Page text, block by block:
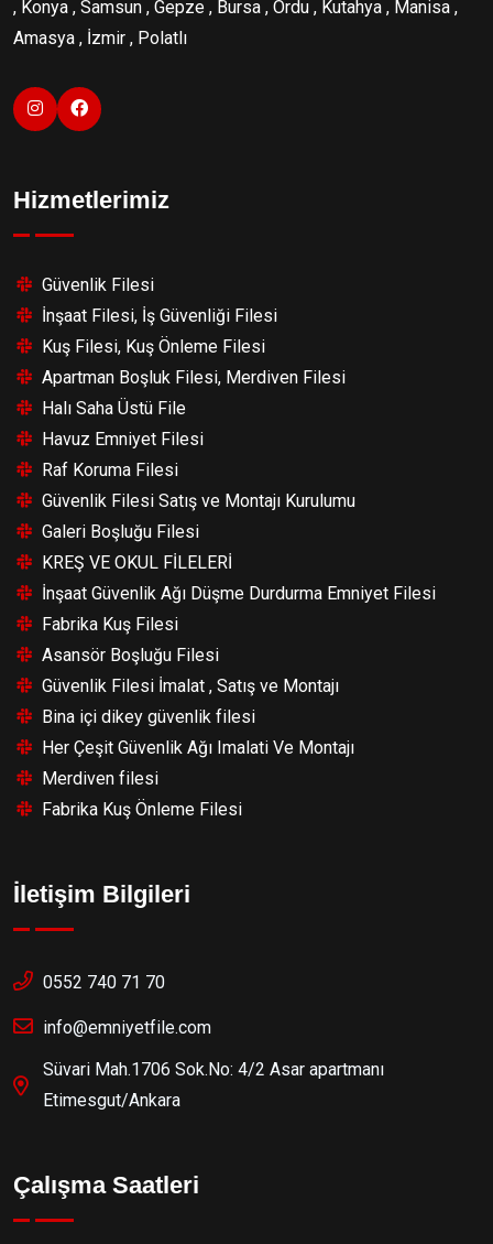
, Konya , Samsun , Gepze , Bursa , Ordu , Kutahya , Manisa ,
Amasya , İzmir , Polatlı
Hizmetlerimiz
Güvenlik Filesi
İnşaat Filesi, İş Güvenliği Filesi
Kuş Filesi, Kuş Önleme Filesi
Apartman Boşluk Filesi, Merdiven Filesi
Halı Saha Üstü File
Havuz Emniyet Filesi
Raf Koruma Filesi
Güvenlik Filesi Satış ve Montajı Kurulumu
Galeri Boşluğu Filesi
KREŞ VE OKUL FİLELERİ
İnşaat Güvenlik Ağı Düşme Durdurma Emniyet Filesi
Fabrika Kuş Filesi
Asansör Boşluğu Filesi
Güvenlik Filesi İmalat , Satış ve Montajı
Bina içi dikey güvenlik filesi
Her Çeşit Güvenlik Ağı Imalati Ve Montajı
Merdiven filesi
Fabrika Kuş Önleme Filesi
İletişim Bilgileri
0552 740 71 70
info@emniyetfile.com
Süvari Mah.1706 Sok.No: 4/2 Asar apartmanı
Etimesgut/Ankara
Çalışma Saatleri